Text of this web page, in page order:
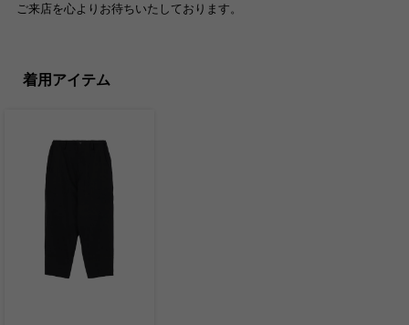
ご来店を心よりお待ちいたしております。
着用アイテム